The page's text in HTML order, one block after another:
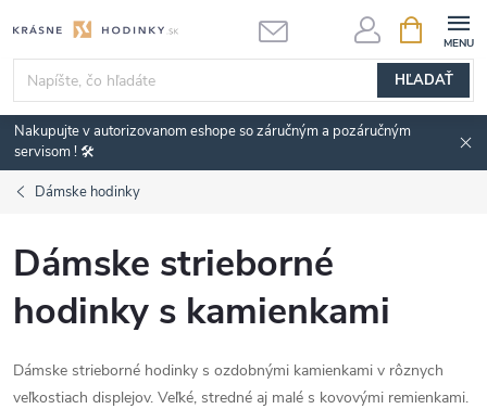
na
obsah
HĽADAŤ
KOŠÍK
Nakupujte v autorizovanom eshope so záručným a pozáručným
servisom ! 🛠️
Dámske hodinky
Dámske strieborné
hodinky s kamienkami
Dámske strieborné hodinky s ozdobnými kamienkami v rôznych
veľkostiach displejov. Veľké, stredné aj malé s kovovými remienkami.